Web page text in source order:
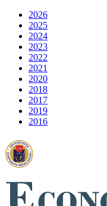
2026
2025
2024
2023
2022
2021
2020
2018
2017
2019
2016